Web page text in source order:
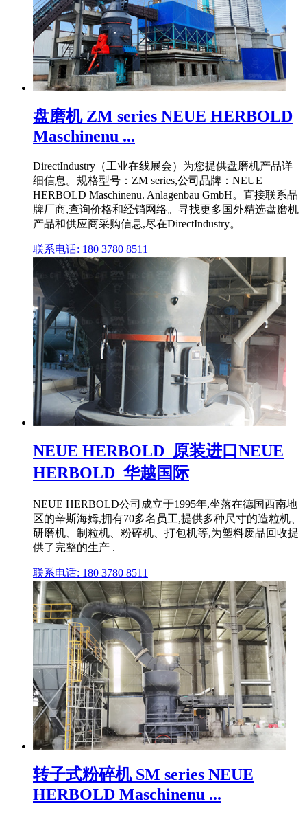
盘磨机 ZM series NEUE HERBOLD
Maschinenu ...
DirectIndustry（工业在线展会）为您提供盘磨机产品详
细信息。规格型号：ZM series,公司品牌：NEUE
HERBOLD Maschinenu. Anlagenbau GmbH。直接联系品
牌厂商,查询价格和经销网络。寻找更多国外精选盘磨机
产品和供应商采购信息,尽在DirectIndustry。
联系电话: 180 3780 8511
NEUE HERBOLD_原装进口NEUE
HERBOLD_华越国际
NEUE HERBOLD公司成立于1995年,坐落在德国西南地
区的辛斯海姆,拥有70多名员工,提供多种尺寸的造粒机、
研磨机、制粒机、粉碎机、打包机等,为塑料废品回收提
供了完整的生产 .
联系电话: 180 3780 8511
转子式粉碎机 SM series NEUE
HERBOLD Maschinenu ...